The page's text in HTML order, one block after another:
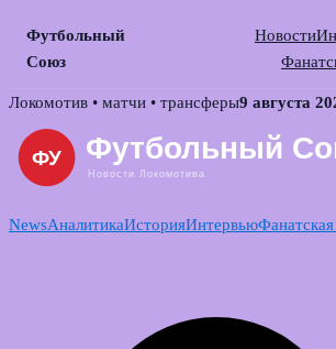
Футбольный
Союз
Новости
Skip
content
Локомотив • матчи • трансферы9 августа
NewsАналитикаИсторияИнтервью